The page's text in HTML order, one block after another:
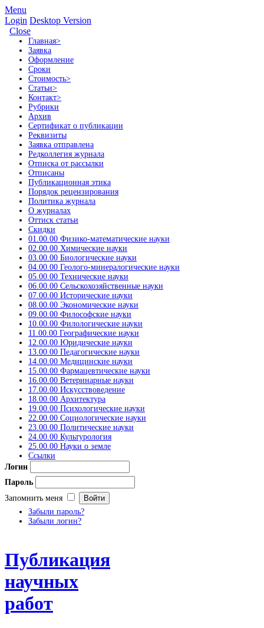
Menu
Login Desktop Version
Close
Главная>
Заявка
Оформление
Сроки
Стоимость>
Статьи>
Контакт>
Рубрики
Архив
Сертификат о публикации
Реквизиты
Заявка отправлена
Редколлегия журнала
Отписка от рассылки
Отписаны
Публикационная этика
Порядок рецензирования
Политика журнала
О журналах
Оттиск статьи
Скидки
01.00.00 Физико-математические науки
02.00.00 Химические науки
03.00.00 Биологические науки
04.00.00 Геолого-минералогические науки
05.00.00 Технические науки
06.00.00 Сельскохозяйственные науки
07.00.00 Исторические науки
08.00.00 Экономические науки
09.00.00 Философские науки
10.00.00 Филологические науки
11.00.00 Географические науки
12.00.00 Юридические науки
13.00.00 Педагогические науки
14.00.00 Медицинские науки
15.00.00 Фармацевтические науки
16.00.00 Ветеринарные науки
17.00.00 Искусствоведение
18.00.00 Архитектура
19.00.00 Психологические науки
22.00.00 Социологические науки
23.00.00 Политические науки
24.00.00 Культурология
25.00.00 Науки о земле
Ссылки
Логин
Пароль
Запомнить меня
Забыли пароль?
Забыли логин?
Публикация
научных
работ